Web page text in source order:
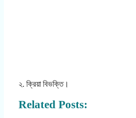
২. ক্রিয়া বিভক্তি।
Related Posts: